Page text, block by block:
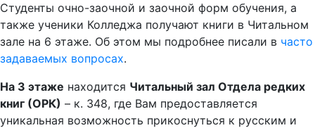
Студенты очно-заочной и заочной форм обучения, а
также ученики Колледжа получают книги в Читальном
зале на 6 этаже. Об этом мы подробнее писали в часто
задаваемых вопросах.
На 3 этаже находится Читальный зал Отдела редких
книг (ОРК) – к. 348, где Вам предоставляется
уникальная возможность прикоснуться к русским и